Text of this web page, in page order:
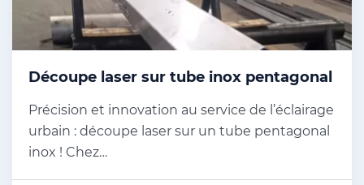
Découpe laser sur tube inox pentagonal
Précision et innovation au service de l’éclairage
urbain : découpe laser sur un tube pentagonal
inox ! Chez…